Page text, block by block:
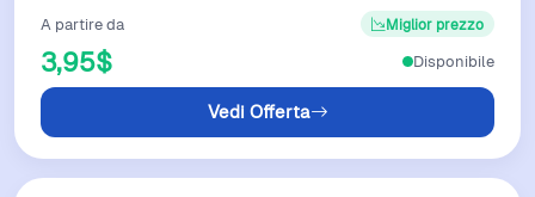
A partire da
3,95$
Miglior prezzo
Vedi Offerta
Disponibile